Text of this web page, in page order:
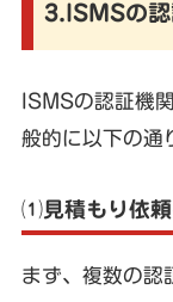
3.ISMSの認
ISMSの認証機
般的に以下の通
⑴見積もり依頼
まず、複数の認